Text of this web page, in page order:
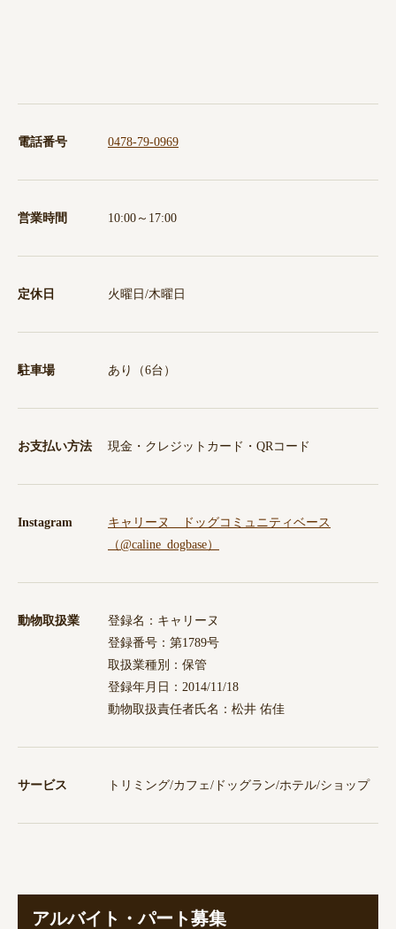
電話番号 0478-79-0969
営業時間 10:00～17:00
定休日 火曜日/木曜日
駐車場 あり（6台）
お支払い方法 現金・クレジットカード・QRコード
Instagram
キャリーヌ ドッグコミュニティベース
（@caline_dogbase）
動物取扱業
登録名：キャリーヌ
登録番号：第1789号
取扱業種別：保管
登録年月日：2014/11/18
動物取扱責任者氏名：松井 佑佳
サービス トリミング/カフェ/ドッグラン/ホテル/ショップ
アルバイト・パート募集